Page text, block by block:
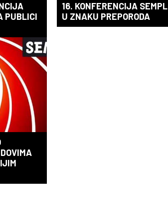
PUBLICI
16. KONFERENCIJA SEMPL
U ZNAKU PREPORODA